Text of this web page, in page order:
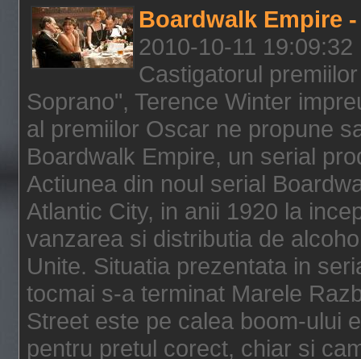
Boardwalk Empire
2010-10-11 19:09:32
Castigatorul
Soprano", Terence Winter
al premiilor Oscar ne propune
Boardwalk Empire, un serial
Actiunea din noul serial
Atlantic City, in anii 1920 la
vanzarea si distributia de
Unite. Situatia prezentata in
tocmai s-a terminat Marele
Street este pe calea boom-ului
pentru pretul corect, chiar si